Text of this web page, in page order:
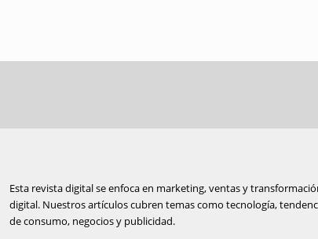
Esta revista digital se enfoca en marketing, ventas y
digital. Nuestros artículos cubren temas como tecnología,
de consumo, negocios y publicidad.